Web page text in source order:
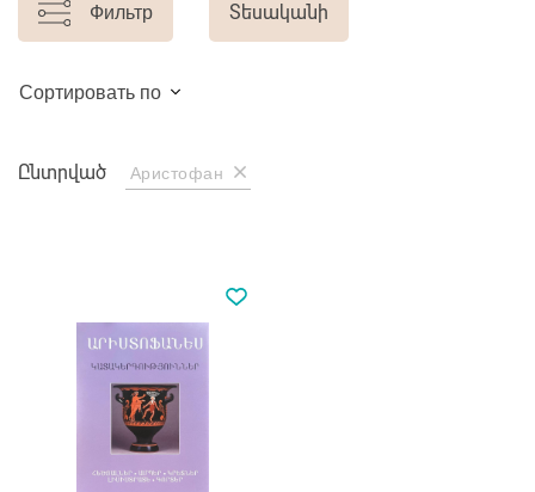
Фильтр Տեսականի
Сортировать по
Ընտրված Аристофан